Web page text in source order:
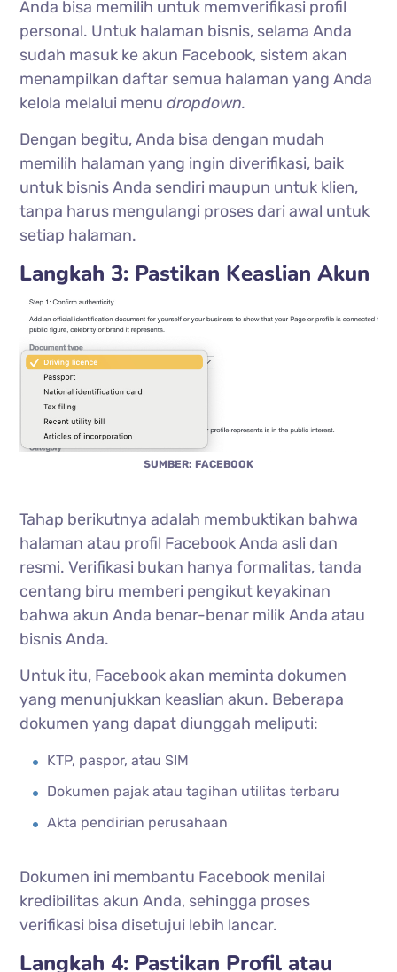
Anda bisa memilih untuk memverifikasi profil
personal. Untuk halaman bisnis, selama Anda
sudah masuk ke akun Facebook, sistem akan
menampilkan daftar semua halaman yang Anda
kelola melalui menudropdown.
Dengan begitu, Anda bisa dengan mudah
memilih halaman yang ingin diverifikasi, baik
untuk bisnis Anda sendiri maupun untuk klien,
tanpa harus mengulangi proses dari awal untuk
setiap halaman.
Langkah 3: Pastikan Keaslian Akun
SUMBER: FACEBOOK
Tahap berikutnya adalah membuktikan bahwa
halaman atau profil Facebook Anda asli dan
resmi. Verifikasi bukan hanya formalitas, tanda
centang biru memberi pengikut keyakinan
bahwa akun Anda benar-benar milik Anda atau
bisnis Anda.
Untuk itu, Facebook akan meminta dokumen
yang menunjukkan keaslian akun. Beberapa
dokumen yang dapat diunggah meliputi:
KTP, paspor, atau SIM
Dokumen pajak atau tagihan utilitas terbaru
Akta pendirian perusahaan
Dokumen ini membantu Facebook menilai
kredibilitas akun Anda, sehingga proses
verifikasi bisa disetujui lebih lancar.
Langkah 4: Pastikan Profil atau